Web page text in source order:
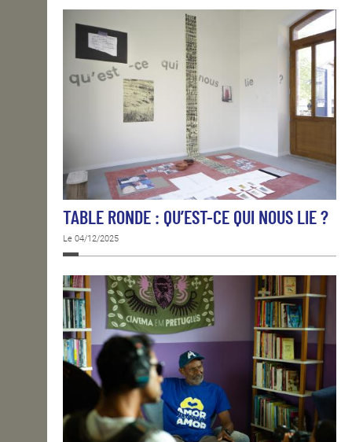
TABLE RONDE : QU’EST-CE QUI NOUS LIE ?
Le 04/12/2025